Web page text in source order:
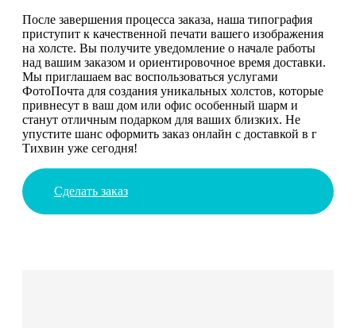
После завершения процесса заказа, наша типография
приступит к качественной печати вашего изображения
на холсте. Вы получите уведомление о начале работы
над вашим заказом и ориентировочное время доставки.
Мы приглашаем вас воспользоваться услугами
ФотоПочта для создания уникальных холстов, которые
привнесут в ваш дом или офис особенный шарм и
станут отличным подарком для ваших близких. Не
упустите шанс оформить заказ онлайн с доставкой в г
Тихвин уже сегодня!
Сделать заказ